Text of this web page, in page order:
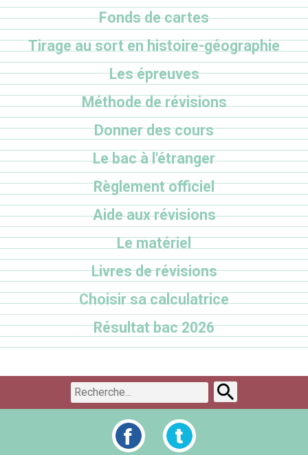
Fonds de cartes
Tirage au sort en histoire-géographie
Les épreuves
Méthode de révisions
Donner des cours
Le bac à l'étranger
Règlement officiel
Aide aux révisions
Le matériel
Livres de révisions
Choisir sa calculatrice
Résultat bac 2026